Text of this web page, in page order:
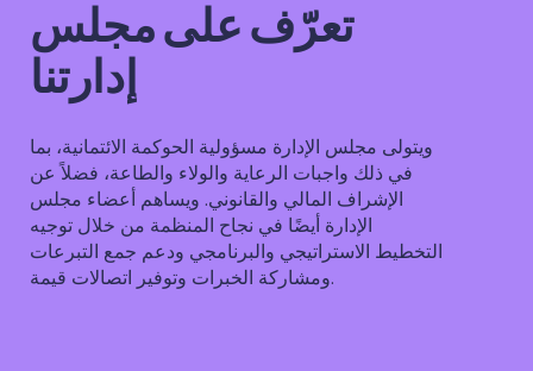
تعرّف على مجلس
إدارتنا
ويتولى مجلس الإدارة مسؤولية الحوكمة الائتمانية، بما
في ذلك واجبات الرعاية والولاء والطاعة، فضلاً عن
الإشراف المالي والقانوني. ويساهم أعضاء مجلس
الإدارة أيضًا في نجاح المنظمة من خلال توجيه
التخطيط الاستراتيجي والبرنامجي ودعم جمع التبرعات
ومشاركة الخبرات وتوفير اتصالات قيمة.